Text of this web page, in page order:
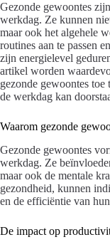
Gezonde gewoontes
werkdag. Ze kunnen
maar ook het algehele
routines aan te passen
zijn energielevel
artikel worden
gezonde gewoontes toe
de werkdag kan
Waarom gezonde
Gezonde gewoontes
werkdag. Ze
maar ook de mentale
gezondheid, kunnen
en de efficiëntie van hun
De impact op